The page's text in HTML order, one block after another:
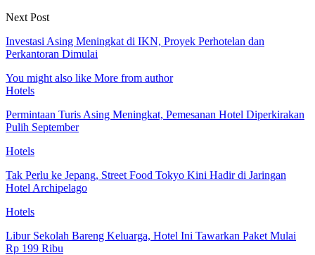
Next Post
Investasi Asing Meningkat di IKN, Proyek Perhotelan dan
Perkantoran Dimulai
You might also like More from author
Hotels
Permintaan Turis Asing Meningkat, Pemesanan Hotel Diperkirakan
Pulih September
Hotels
Tak Perlu ke Jepang, Street Food Tokyo Kini Hadir di Jaringan
Hotel Archipelago
Hotels
Libur Sekolah Bareng Keluarga, Hotel Ini Tawarkan Paket Mulai
Rp 199 Ribu